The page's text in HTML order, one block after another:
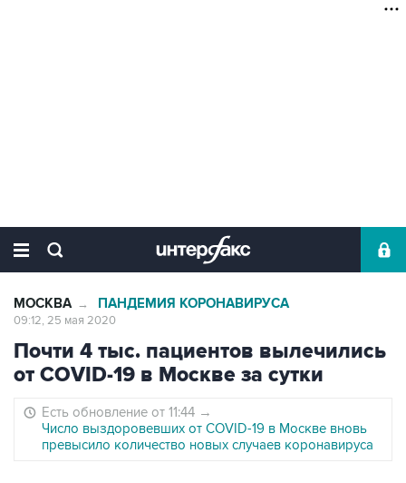
МОСКВА → ПАНДЕМИЯ КОРОНАВИРУСА
09:12, 25 мая 2020
Почти 4 тыс. пациентов вылечились
от COVID-19 в Москве за сутки
Есть обновление от 11:44 →
Число выздоровевших от COVID-19 в Москве вновь
превысило количество новых случаев коронавируса